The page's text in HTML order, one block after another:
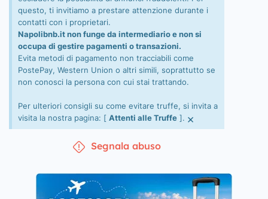
questo, ti invitiamo a prestare attenzione durante i
contatti con i proprietari.
Napolibnb.it non funge da intermediario e non si
occupa di gestire pagamenti o transazioni.
Evita metodi di pagamento non tracciabili come
PostePay, Western Union o altri simili, soprattutto se
non conosci la persona con cui stai trattando.
Per ulteriori consigli su come evitare truffe, si invita a
visita la nostra pagina: [ Attenti alle Truffe ]. ×
Segnala abuso